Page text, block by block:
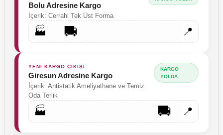
Bolu Adresine Kargo
İçerik: Cerrahi Tek Üst Forma
🏭 🚚 📍
YENİ KARGO ÇIKIŞI
Giresun Adresine Kargo
İçerik: Antistatik Ameliyathane ve Temiz
Oda Terlik
KARGO
YOLDA
🏭 🚚 📍